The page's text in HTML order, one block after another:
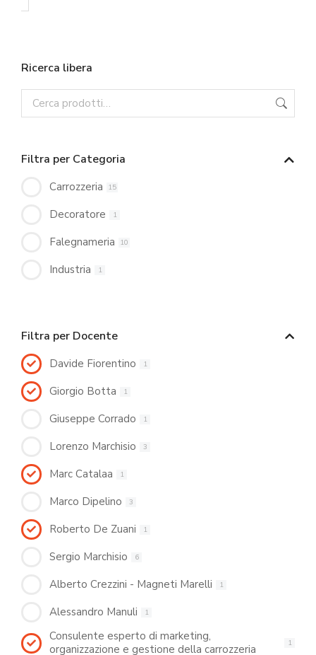
Ricerca libera
Filtra per Categoria
Carrozzeria 15
Decoratore 1
Falegnameria 10
Industria 1
Filtra per Docente
Davide Fiorentino 1
Giorgio Botta 1
Giuseppe Corrado 1
Lorenzo Marchisio 3
Marc Catalaa 1
Marco Dipelino 3
Roberto De Zuani 1
Sergio Marchisio 6
Alberto Crezzini - Magneti Marelli 1
Alessandro Manuli 1
Consulente esperto di marketing,
organizzazione e gestione della carrozzeria
1